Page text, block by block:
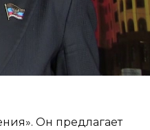
Он предлагает